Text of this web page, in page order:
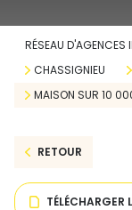
RÉSEAU D'AGENCES
CHASSIGNIEU
MAISON SUR 10
RETOUR
TÉLÉCHARGER